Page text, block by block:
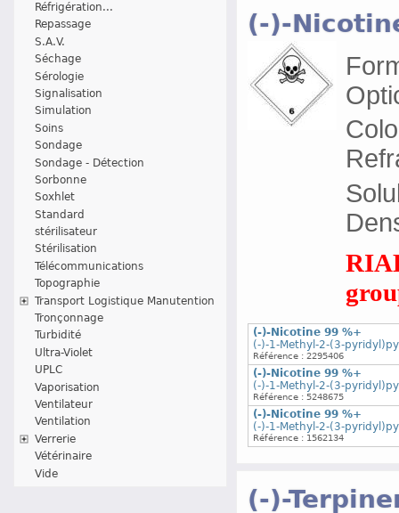
Réfrigération...
Repassage
S.A.V.
Séchage
Sérologie
Signalisation
Simulation
Soins
Sondage
Sondage - Détection
Sorbonne
Soxhlet
Standard
stérilisateur
Stérilisation
Télécommunications
Topographie
Transport Logistique Manutention
Tronçonnage
Turbidité
Ultra-Violet
UPLC
Vaporisation
Ventilateur
Ventilation
Verrerie
Vétérinaire
Vide
(-)-
(-)-Nicotine 99 %+
(-)-1-Methyl-2-(3-
Référence : 2295406
(-)-Nicotine 99 %+
(-)-1-Methyl-2-(3-
Référence : 5248675
(-)-Nicotine 99 %+
(-)-1-Methyl-2-(3-
Référence : 1562134
(-)-